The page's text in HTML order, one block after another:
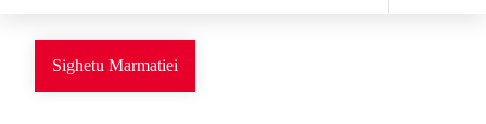
Sighetu Marmatiei